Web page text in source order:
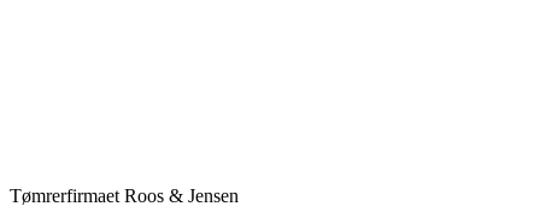
Tømrerfirmaet Roos & Jensen